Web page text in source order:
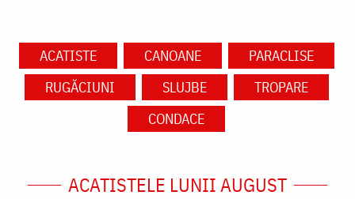
ACATISTE CANOANE
PARACLISE
RUGĂCIUNI
SLUJBE
TROPARE
CONDACE
ACATISTELE LUNII AUGUST